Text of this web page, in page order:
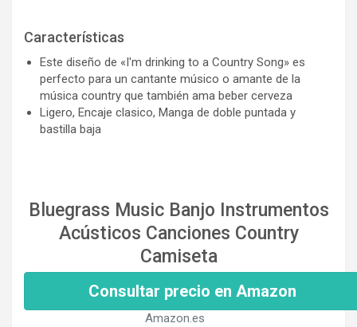
Características
Este diseño de «I'm drinking to a Country Song» es
perfecto para un cantante músico o amante de la
música country que también ama beber cerveza
Ligero, Encaje clasico, Manga de doble puntada y
bastilla baja
Bluegrass Music Banjo Instrumentos
Acústicos Canciones Country
Camiseta
Consultar precio en Amazon
Amazon.es